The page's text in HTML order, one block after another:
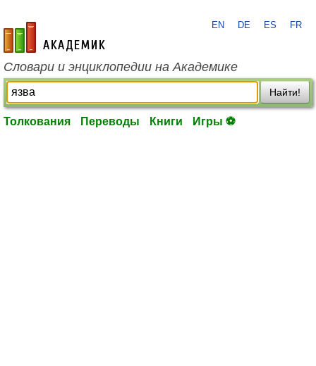
academic.ru
EN DE ES FR
Словари и энциклопедии на Академике
Найти!
Толкования Переводы Книги Игры ⚽